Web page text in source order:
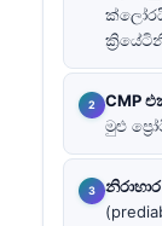
CMP
මුළු